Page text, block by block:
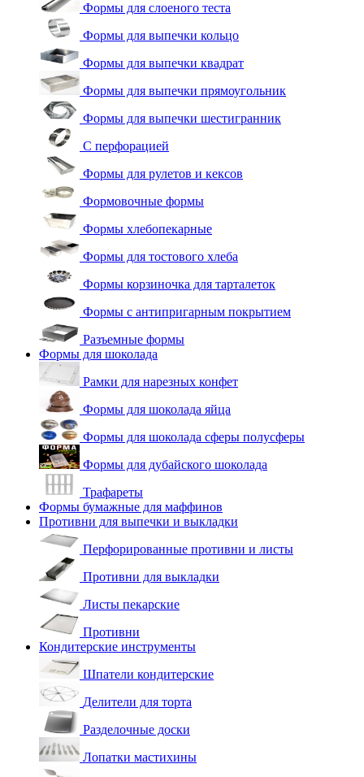
Формы для слоеного теста
Формы для выпечки кольцо
Формы для выпечки квадрат
Формы для выпечки прямоугольник
Формы для выпечки шестигранник
С перфорацией
Формы для рулетов и кексов
Формовочные формы
Формы хлебопекарные
Формы для тостового хлеба
Формы корзиночка для тарталеток
Формы с антипригарным покрытием
Разъемные формы
Формы для шоколада
Рамки для нарезных конфет
Формы для шоколада яйца
Формы для шоколада сферы полусферы
Формы для дубайского шоколада
Трафареты
Формы бумажные для маффинов
Противни для выпечки и выкладки
Перфорированные противни и листы
Противни для выкладки
Листы пекарские
Противни
Кондитерские инструменты
Шпатели кондитерские
Делители для торта
Разделочные доски
Лопатки мастихины